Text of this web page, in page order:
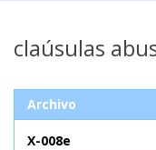
claúsulas
Archivo
X-008e